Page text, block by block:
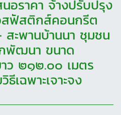
นอราคา จ้างปรับปรุง
สฟัสติกส์คอนกรีต
สะพานบ้านนา ชุมชน
พัฒนา ขนาด
ว ๒๑๒.๐๐ เมตร
เฉพาะเจาะจง